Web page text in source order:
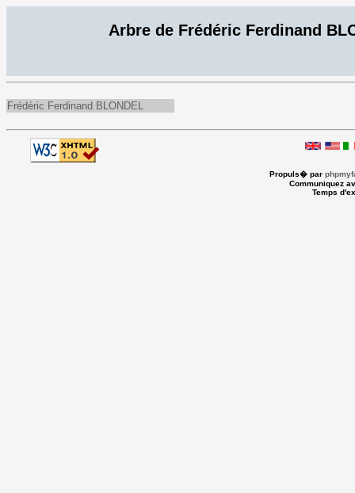
Arbre de Frédéric Ferdinand
Frédéric Ferdinand BLONDEL
Propuls� par
Communiquez
Temps